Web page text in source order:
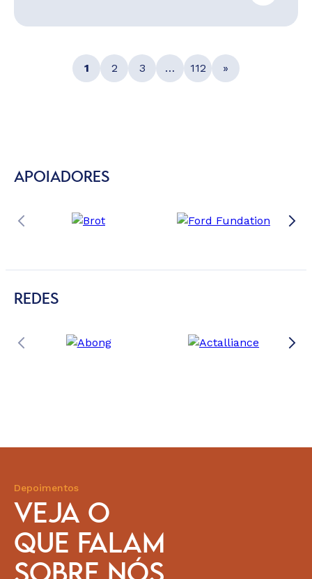
1 2 3 … 112 »
APOIADORES
REDES
Depoimentos
VEJA O
QUE FALAM